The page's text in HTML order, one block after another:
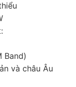
Band)
và châu Âu